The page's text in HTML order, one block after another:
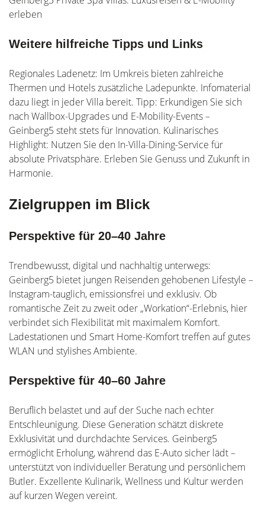
erleben
Weitere hilfreiche Tipps und Links
Regionales Ladenetz: Im Umkreis bieten zahlreiche
Thermen und Hotels zusätzliche Ladepunkte. Infomaterial
dazu liegt in jeder Villa bereit. Tipp: Erkundigen Sie sich
nach Wallbox-Upgrades und E-Mobility-Events –
Geinberg5 steht stets für Innovation. Kulinarisches
Highlight: Nutzen Sie den In-Villa-Dining-Service für
absolute Privatsphäre. Erleben Sie Genuss und Zukunft in
Harmonie.
Zielgruppen im Blick
Perspektive für 20–40 Jahre
Trendbewusst, digital und nachhaltig unterwegs:
Geinberg5 bietet jungen Reisenden gehobenen Lifestyle –
Instagram-tauglich, emissionsfrei und exklusiv. Ob
romantische Zeit zu zweit oder „Workation“-Erlebnis, hier
verbindet sich Flexibilität mit maximalem Komfort.
Ladestationen und Smart Home-Komfort treffen auf gutes
WLAN und stylishes Ambiente.
Perspektive für 40–60 Jahre
Beruflich belastet und auf der Suche nach echter
Entschleunigung. Diese Generation schätzt diskrete
Exklusivität und durchdachte Services. Geinberg5
ermöglicht Erholung, während das E-Auto sicher lädt –
unterstützt von individueller Beratung und persönlichem
Butler. Exzellente Kulinarik, Wellness und Kultur werden
auf kurzen Wegen vereint.